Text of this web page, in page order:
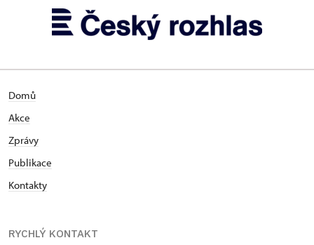
Domů
Akce
Zprávy
Publikace
Kontakty
RYCHLÝ KONTAKT